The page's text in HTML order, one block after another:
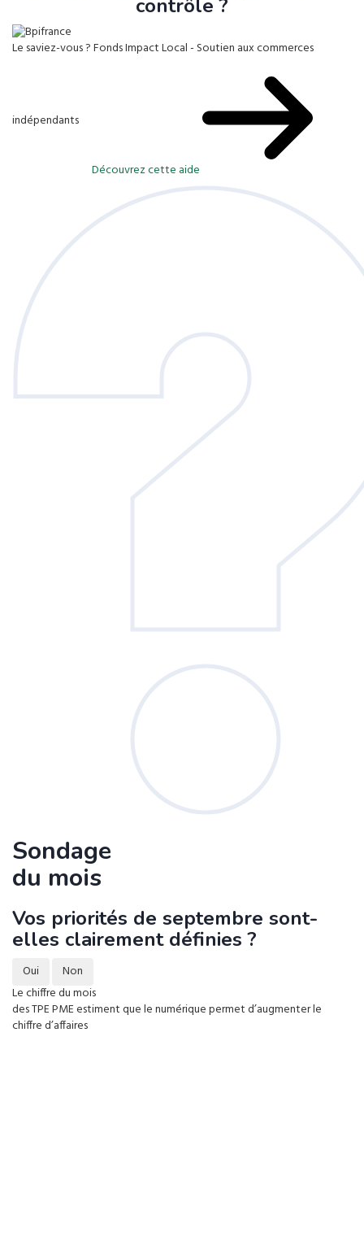
contrôle ?
Le saviez-vous ?Fonds Impact Local - Soutien aux commerces
indépendants
Découvrez cette aide
Sondage
du mois
Vos priorités de septembre sont-
elles clairement définies ?
Oui
Non
Le chiffre du mois
des TPE PME estiment que le numérique permet d’augmenter le
chiffre d’affaires